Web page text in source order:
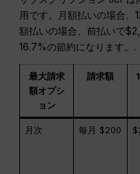
用です。月額払いの場合
額払いの場合、前払いで
16.7%の節約になります。.
最大請求
額オプシ
ョン
請求額
月次 毎月 $200